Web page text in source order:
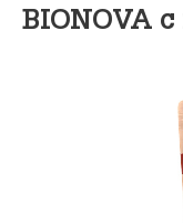
BIONOVA